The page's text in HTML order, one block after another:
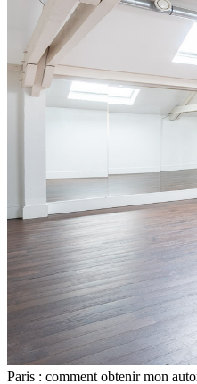
Paris : comment obtenir mon